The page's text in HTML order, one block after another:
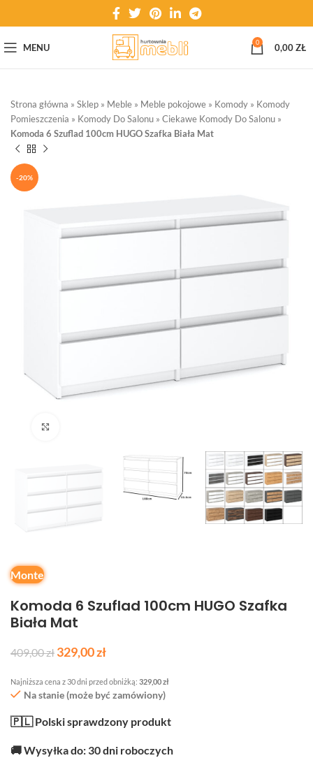
MENU 0 0,00ZŁ
Strona główna » Sklep » Meble » Meble pokojowe » Komody » Komody
Pomieszczenia » Komody Do Salonu » Ciekawe Komody Do Salonu »
Komoda 6 Szuflad 100cm HUGO Szafka Biała Mat
-20%
Monte
Komoda 6 Szuflad 100cm HUGO Szafka
Biała Mat
409,00zł 329,00zł
Najniższa cena z 30 dni przed obniżką: 329,00zł
Na stanie (może być zamówiony)
🇵🇱 Polski sprawdzony produkt
🚚 Wysyłka do: 30 dni roboczych